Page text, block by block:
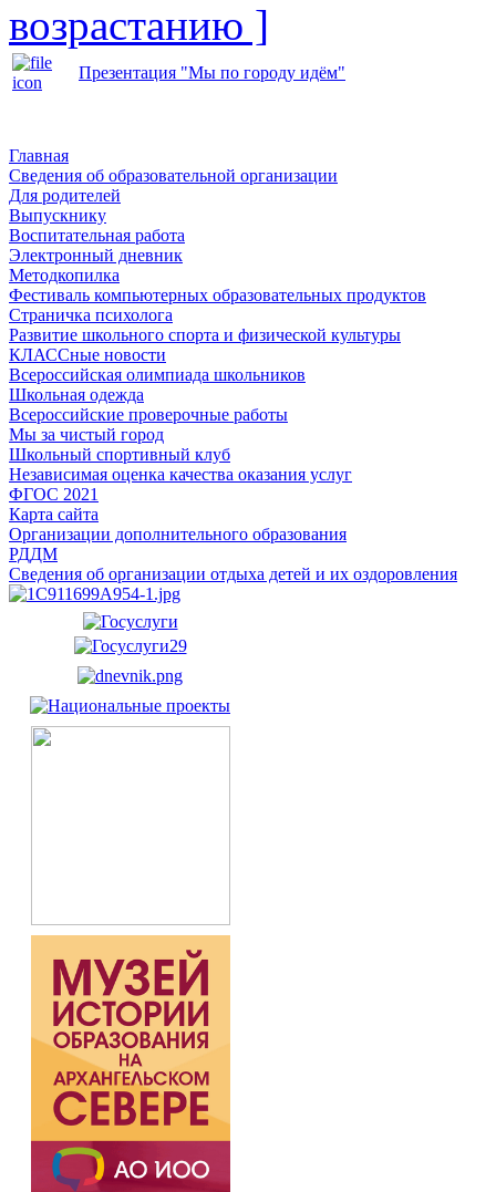
возрастанию ]
Презентация "Мы по городу идём"
Главная
Сведения об образовательной организации
Для родителей
Выпускнику
Воспитательная работа
Электронный дневник
Методкопилка
Фестиваль компьютерных образовательных продуктов
Страничка психолога
Развитие школьного спорта и физической культуры
КЛАССные новости
Всероссийская олимпиада школьников
Школьная одежда
Всероссийские проверочные работы
Мы за чистый город
Школьный спортивный клуб
Независимая оценка качества оказания услуг
ФГОС 2021
Карта сайта
Организации дополнительного образования
РДДМ
Сведения об организации отдыха детей и их оздоровления